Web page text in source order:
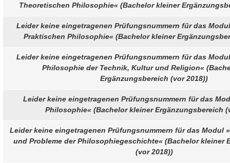
Theoretischen Philosophie« (Bachelor kleiner
Leider keine eingetragenen Prüfungsnummern für das
Praktischen Philosophie« (Bachelor kleiner
Leider keine eingetragenen Prüfungsnummern für das
Philosophie der Technik, Kultur und Religion«
Ergänzungsbereich (vor 2018))
Leider keine eingetragenen Prüfungsnummern für das
Philosophie« (Bachelor kleiner Ergänzungsbereich
Leider keine eingetragenen Prüfungsnummern für das Modul
und Probleme der Philosophiegeschichte« (Bachelor kleiner
(vor 2018))